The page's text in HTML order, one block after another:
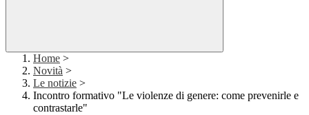
Home >
Novità >
Le notizie >
Incontro formativo "Le violenze di genere: come prevenirle e
contrastarle"